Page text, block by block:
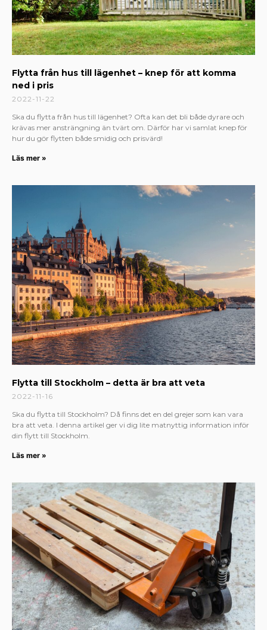
Flytta från hus till lägenhet – knep för att komma
ned i pris
2022-11-22
Ska du flytta från hus till lägenhet? Ofta kan det bli både dyrare och
krävas mer ansträngning än tvärt om. Därför har vi samlat knep för
hur du gör flytten både smidig och prisvärd!
Läs mer »
Flytta till Stockholm – detta är bra att veta
2022-11-16
Ska du flytta till Stockholm? Då finns det en del grejer som kan vara
bra att veta. I denna artikel ger vi dig lite matnyttig information inför
din flytt till Stockholm.
Läs mer »